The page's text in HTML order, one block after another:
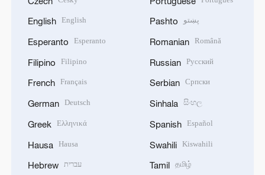
English English
Esperanto Esperanto
Filipino Filipino
French Français
German Deutsch
Greek Ελληνικά
Hausa Hausa
Hebrew עברית
Pashto پښتو
Romanian Română
Russian Русский
Serbian Српски
Sinhala සිංහල
Spanish Español
Swahili Kiswahili
Tamil தமிழ்